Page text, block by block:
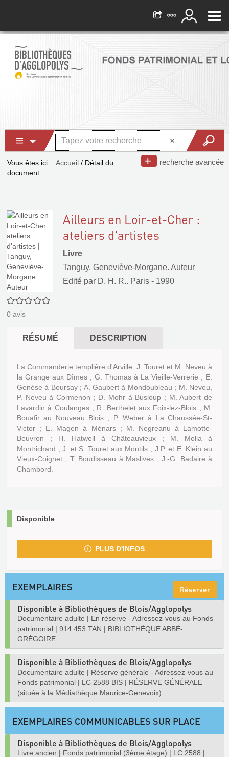
recherche avancée
Vous êtes ici : Accueil / Détail du
document
0/5
0 avis
Ailleurs en Loir-et-Cher :
ateliers d'artistes
Livre
Tanguy, Geneviève-Morgane. Auteur
Edité par D. H. R.. Paris - 1990
RÉSUMÉ DESCRIPTION
La Commanderie templière d'Arville. J. Touret et M. Neveu à
la Grange aux Dîmes ; G. Thomas à La Vieille-Verrerie ; E.
Genèse à Boursay ; A. Gaubert à Mondoubleau ; M. Neveu,
P. Neveu à Cormenon ; D. Mohr à Busloup ; M. Aubert de
Lavardin à Coulanges ; R. Berthelet aux Foix-lez-Blois ; M.
Bouafir au Nouveau Blois ; P. Weber à La Chaussée-St-
Victor ; E. Magen à Ménars ; M. Negreanu à Lamotte-
Beuvron ; H. Hatwell à Châteauvieux ; M. Molia à
Montrichard ; J. et S. Touret aux Montils ; J.P. et E. Klein au
Vieux-Coignet ; T. Boudisseau à Maslives ; J.-G. Badaire à
Chambord.
Disponible
PLUS D'INFOS
EXEMPLAIRES Réserver
Disponible à Bibliothèques de Blois/Agglopolys
Documentaire adulte | En réserve - Adressez-vous au Fonds
patrimonial | 914.453 TAN | BIBLIOTHÈQUE ABBÉ-
GRÉGOIRE
Disponible à Bibliothèques de Blois/Agglopolys
Documentaire adulte | Réserve générale - Adressez-vous au
Fonds patrimonial | LC 2588 BIS | RÉSERVE GÉNÉRALE
(située à la Médiathèque Maurice-Genevoix)
EXEMPLAIRES COMMUNICABLES SUR PLACE
Disponible à Bibliothèques de Blois/Agglopolys
Livre ancien | Fonds patrimonial (3ème étage) | LC 2588 |